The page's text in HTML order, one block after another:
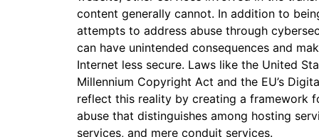
content generally cannot. In addition to
attempts to address abuse through
can have unintended consequences and
Internet less secure. Laws like the United
Millennium Copyright Act and the EU’s
reflect this reality by creating a framework
abuse that distinguishes among hosting
services, and mere conduit services.